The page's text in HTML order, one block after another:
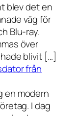
blev det en
väg för
Blu-ray.
över
blivit […]
från
en modern
I dag